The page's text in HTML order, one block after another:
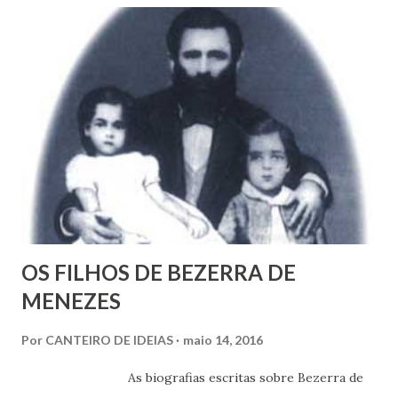
alma e a carne de muita gente. E, se porventura, também
tenha empatia, deseja no íntimo, e até imagina, uma
sociedade que destrua a miséria e qualquer outra forma de
opressão que macule nossa vida coletiva. Deseja, sonha e
tenta construir esta transformação social que
revolucionaria o mundo; que revolucionará o mundo!
OS FILHOS DE BEZERRA DE
MENEZES
Por CANTEIRO DE IDEIAS maio 14, 2016
As biografias escritas sobre Bezerra de